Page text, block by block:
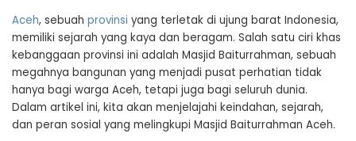
Aceh, sebuah provinsi yang terletak di ujung barat Indonesia,
memiliki sejarah yang kaya dan beragam. Salah satu ciri khas
kebanggaan provinsi ini adalah Masjid Baiturrahman, sebuah
megahnya bangunan yang menjadi pusat perhatian tidak
hanya bagi warga Aceh, tetapi juga bagi seluruh dunia.
Dalam artikel ini, kita akan menjelajahi keindahan, sejarah,
dan peran sosial yang melingkupi Masjid Baiturrahman Aceh.